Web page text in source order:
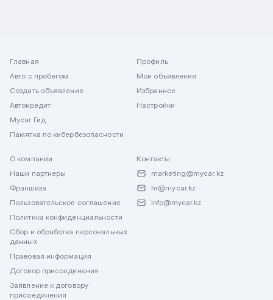
Главная
Авто с пробегом
Создать объявление
Автокредит
Mycar Гид
Памятка по кибербезопасности
Профиль
Мои объявления
Избранное
Настройки
О компании
Наши партнеры
Франшиза
Пользовательское соглашение
Политика конфиденциальности
Сбор и обработка персональных
данных
Правовая информация
Договор присоединения
Заявление к договору
присоединения
Контакты
marketing@mycar.kz
hr@mycar.kz
info@mycar.kz